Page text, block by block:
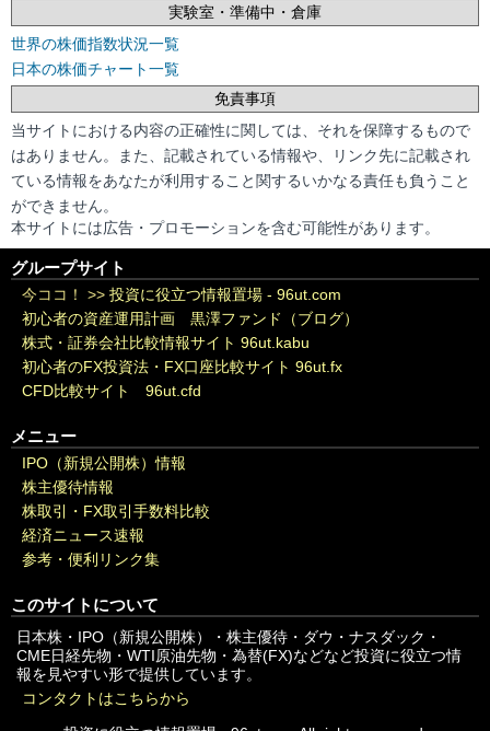
実験室・準備中・倉庫
世界の株価指数状況一覧
日本の株価チャート一覧
免責事項
当サイトにおける内容の正確性に関しては、それを保障するもので
はありません。また、記載されている情報や、リンク先に記載され
ている情報をあなたが利用すること関するいかなる責任も負うこと
ができません。
本サイトには広告・プロモーションを含む可能性があります。
グループサイト
今ココ！ >> 投資に役立つ情報置場 - 96ut.com
初心者の資産運用計画 黒澤ファンド（ブログ）
株式・証券会社比較情報サイト 96ut.kabu
初心者のFX投資法・FX口座比較サイト 96ut.fx
CFD比較サイト 96ut.cfd
メニュー
IPO（新規公開株）情報
株主優待情報
株取引・FX取引手数料比較
経済ニュース速報
参考・便利リンク集
このサイトについて
日本株・IPO（新規公開株）・株主優待・ダウ・ナスダック・
CME日経先物・WTI原油先物・為替(FX)などなど投資に役立つ情
報を見やすい形で提供しています。
コンタクトはこちらから